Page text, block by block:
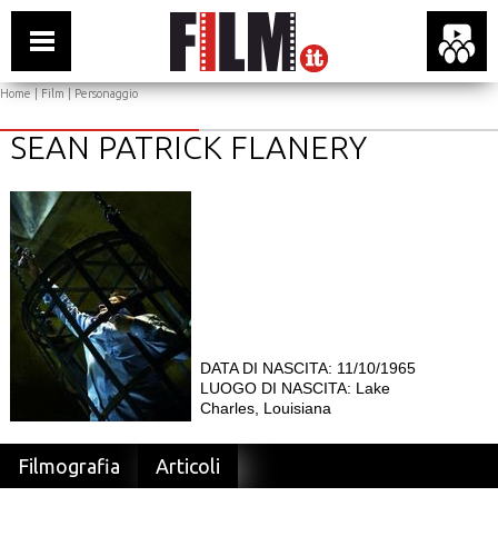
Home|Film| Personaggio
SEAN PATRICK FLANERY
DATA DI NASCITA: 11/10/1965
LUOGO DI NASCITA: Lake
Charles, Louisiana
Filmografia Articoli